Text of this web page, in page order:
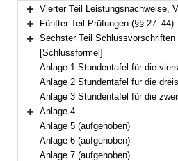
Bereich erweitern
Vierter Teil Leistungsnachweise, Vorrücken
Bereich erweitern
Fünfter Teil Prüfungen (§§ 27–44)
Bereich erweitern
Sechster Teil Schlussvorschriften
[Schlussformel]
Anlage 1 Stundentafel für die vierstufige
Anlage 2 Stundentafel für die
Anlage 3 Stundentafel für die
Bereich erweitern
Anlage 4
Anlage 5 (aufgehoben)
Anlage 6 (aufgehoben)
Anlage 7 (aufgehoben)